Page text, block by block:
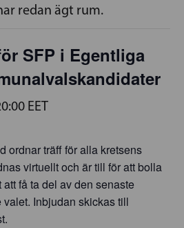
redan ägt rum.
SFP i Egentliga
EET
ordnar träff för alla kretsens
virtuellt och är till för att bolla
få ta del av den senaste
Inbjudan skickas till